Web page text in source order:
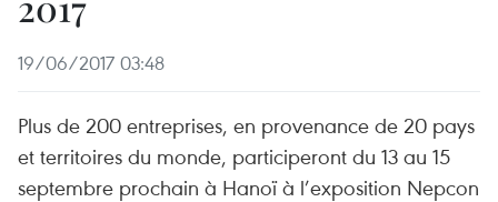
19/06/2017 03:48
Plus de 200 entreprises, en provenance de 20 pays
et territoires du monde, participeront du 13 au 15
septembre prochain à Hanoï à l’exposition Nepcon